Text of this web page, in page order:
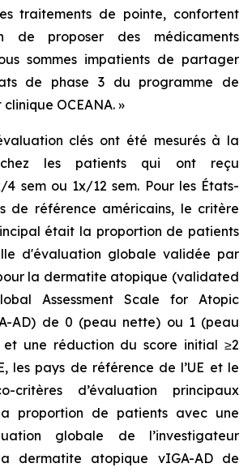
traitements de pointe, confortent
de proposer des médicaments
sommes impatients de partager
de phase 3 du programme de
OCEANA. »
clés ont été mesurés à la
les patients qui ont reçu
4 sem ou 1x/12 sem. Pour les États-
de référence américains, le critère
était la proportion de patients
d'évaluation globale validée par
la dermatite atopique (validated
Assessment Scale for Atopic
AD) de 0 (peau nette) ou 1 (peau
et une réduction du score initial ≥2
les pays de référence de l’UE et le
critères d’évaluation principaux
proportion de patients avec une
globale de l’investigateur
dermatite atopique vIGA-AD de